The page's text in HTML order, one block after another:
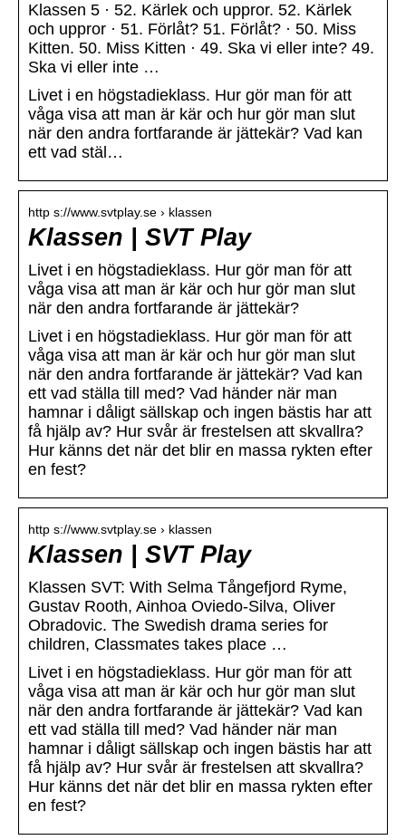
Klassen 5 · 52. Kärlek och uppror. 52. Kärlek
och uppror · 51. Förlåt? 51. Förlåt? · 50. Miss
Kitten. 50. Miss Kitten · 49. Ska vi eller inte? 49.
Ska vi eller inte …
Livet i en högstadieklass. Hur gör man för att
våga visa att man är kär och hur gör man slut
när den andra fortfarande är jättekär? Vad kan
ett vad stäl…
http s://www.svtplay.se › klassen
Klassen | SVT Play
Livet i en högstadieklass. Hur gör man för att
våga visa att man är kär och hur gör man slut
när den andra fortfarande är jättekär?
Livet i en högstadieklass. Hur gör man för att
våga visa att man är kär och hur gör man slut
när den andra fortfarande är jättekär? Vad kan
ett vad ställa till med? Vad händer när man
hamnar i dåligt sällskap och ingen bästis har att
få hjälp av? Hur svår är frestelsen att skvallra?
Hur känns det när det blir en massa rykten efter
en fest?
http s://www.svtplay.se › klassen
Klassen | SVT Play
Klassen SVT: With Selma Tångefjord Ryme,
Gustav Rooth, Ainhoa Oviedo-Silva, Oliver
Obradovic. The Swedish drama series for
children, Classmates takes place …
Livet i en högstadieklass. Hur gör man för att
våga visa att man är kär och hur gör man slut
när den andra fortfarande är jättekär? Vad kan
ett vad ställa till med? Vad händer när man
hamnar i dåligt sällskap och ingen bästis har att
få hjälp av? Hur svår är frestelsen att skvallra?
Hur känns det när det blir en massa rykten efter
en fest?